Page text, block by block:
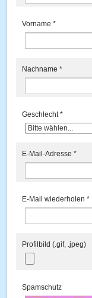
Vorname*
Nachname*
Geschlecht*
E-Mail-Adresse*
E-Mail wiederholen*
Profilbild (.gif, .jpeg)
Spamschutz